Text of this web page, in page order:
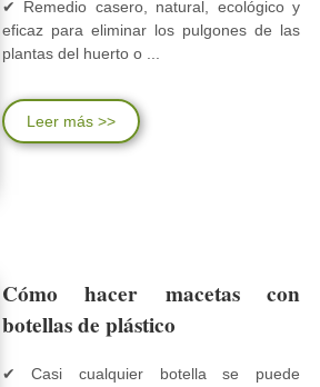
✔ Remedio casero, natural, ecológico y
eficaz para eliminar los pulgones de las
plantas del huerto o ...
Leer más >>
Cómo hacer macetas con
botellas de plástico
✔ Casi cualquier botella se puede